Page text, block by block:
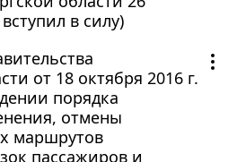
в силу)
от 18 октября 2016 г.
порядка
отмены
маршрутов
пассажиров и